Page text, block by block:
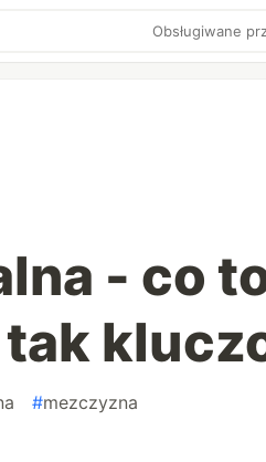
Obsługiwane
- co
#mezczyzna